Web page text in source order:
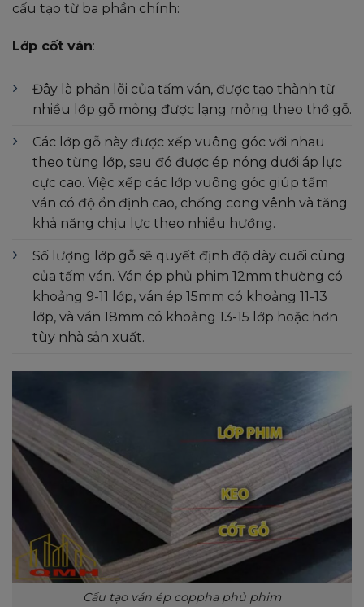
cấu tạo từ ba phần chính:
Lớp cốt ván:
Đây là phần lõi của tấm ván, được tạo thành từ
nhiều lớp gỗ mỏng được lạng mỏng theo thớ gỗ.
Các lớp gỗ này được xếp vuông góc với nhau
theo từng lớp, sau đó được ép nóng dưới áp lực
cực cao. Việc xếp các lớp vuông góc giúp tấm
ván có độ ổn định cao, chống cong vênh và tăng
khả năng chịu lực theo nhiều hướng.
Số lượng lớp gỗ sẽ quyết định độ dày cuối cùng
của tấm ván. Ván ép phủ phim 12mm thường có
khoảng 9-11 lớp, ván ép 15mm có khoảng 11-13
lớp, và ván 18mm có khoảng 13-15 lớp hoặc hơn
tùy nhà sản xuất.
Cấu tạo ván ép coppha phủ phim